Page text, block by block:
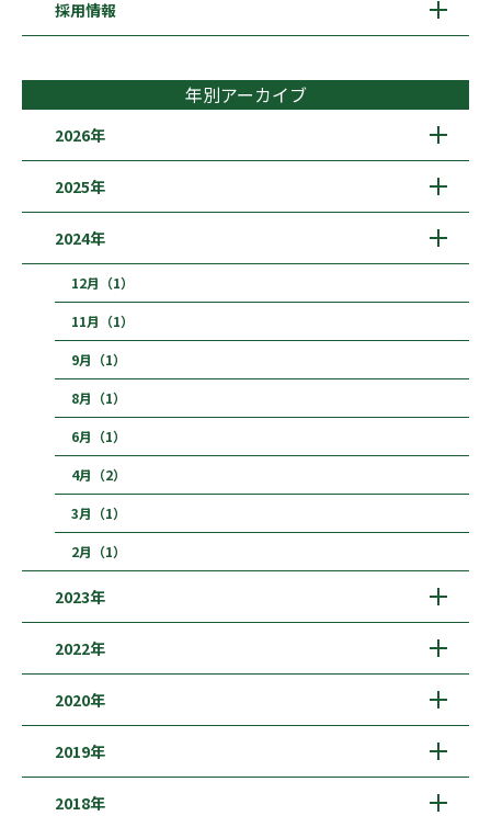
採用情報
年別アーカイブ
2026年
2025年
2024年
12月（1）
11月（1）
9月（1）
8月（1）
6月（1）
4月（2）
3月（1）
2月（1）
2023年
2022年
2020年
2019年
2018年